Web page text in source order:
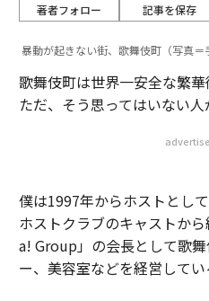
著者フォロー 記事を保存
暴動が起きない街、歌舞伎町（写真＝
歌舞伎町は世界一安全な繁華
ただ、そう思ってはいない人
僕は1997年からホストとし
ホストクラブのキャストか
a! Group」の会長として歌
ー、美容室などを経営してい